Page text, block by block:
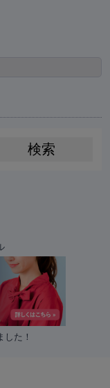
た！